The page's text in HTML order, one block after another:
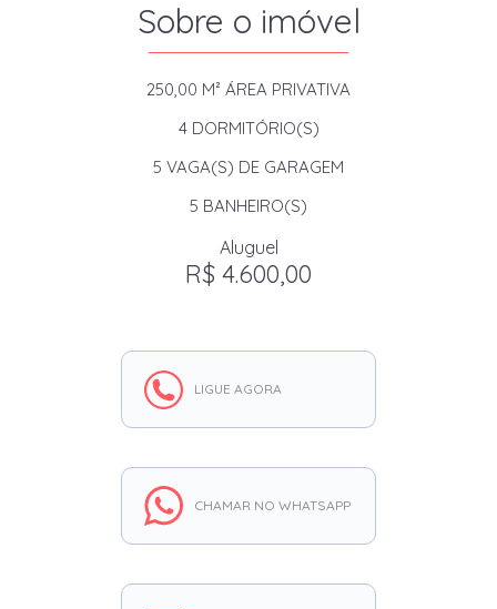
Sobre o imóvel
250,00 M² ÁREA PRIVATIVA
4DORMITÓRIO(S)
5 VAGA(S) DE GARAGEM
5 BANHEIRO(S)
Aluguel
R$ 4.600,00
LIGUE AGORA
CHAMAR NO WHATSAPP